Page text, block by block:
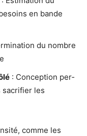
en bande
du nombre
: Concep­tion per­
sacri­fier les
comme les